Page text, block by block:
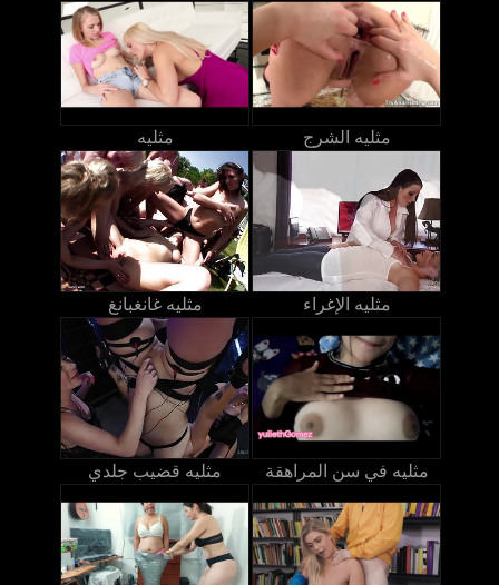
مثليه مثليه الشرج
مثليه غانغبانغ مثليه الإغراء
مثليه قضيب جلدي مثليه في سن المراهقة